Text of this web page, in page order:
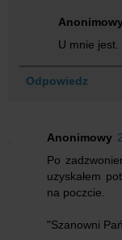
U mnie jest.
Odpowiedz
Anonimowy
Po
uzyskałem
na poczcie.
"Szanowni